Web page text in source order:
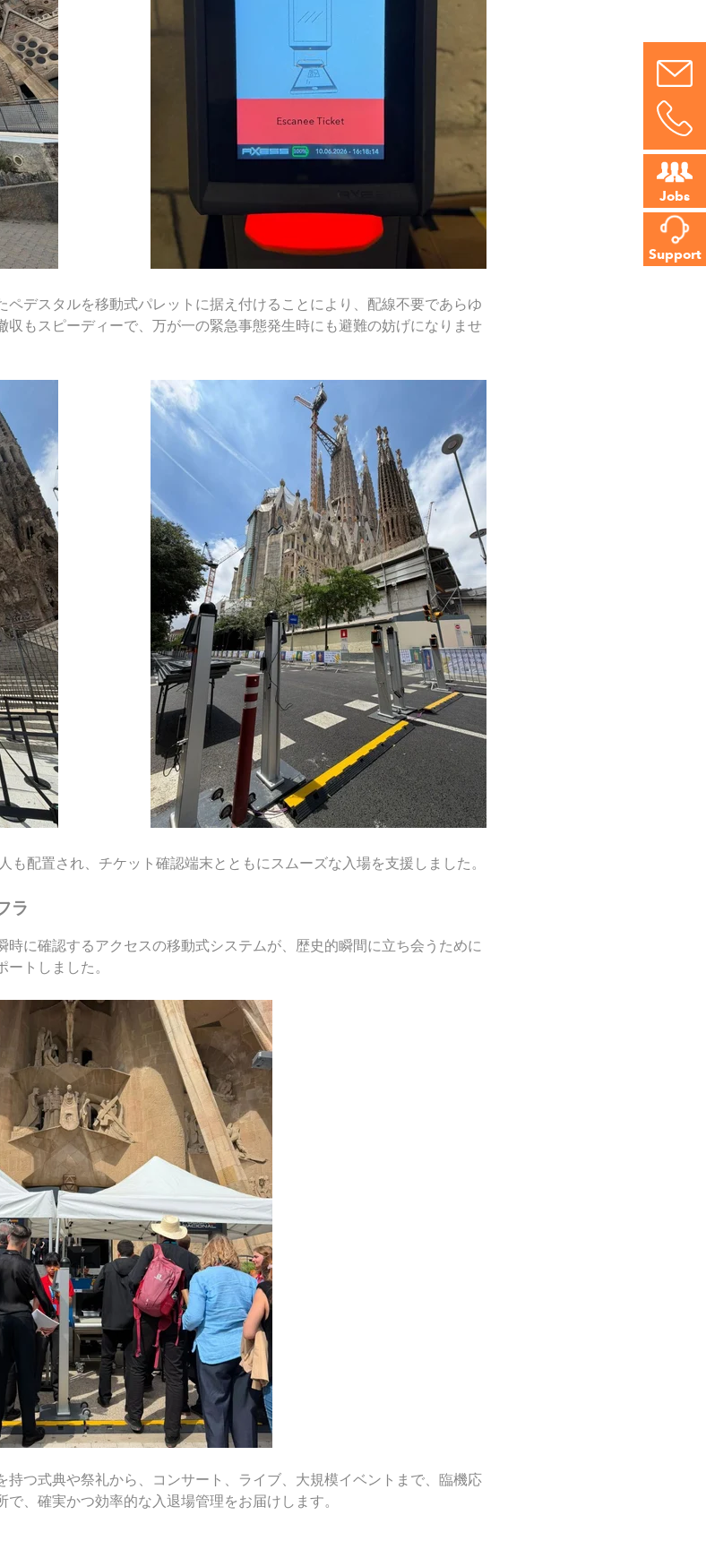
Jobs
Support
デスタルを移動式パレットに据え付けることにより、配線不要であらゆ
収もスピーディーで、万が一の緊急事態発生時にも避難の妨げになりませ
配置され、チケット確認端末とともにスムーズな入場を支援しました。
ラ
に確認するアクセスの移動式システムが、歴史的瞬間に立ち会うために
トしました。
つ式典や祭礼から、コンサート、ライブ、大規模イベントまで、臨機応
、確実かつ効率的な入退場管理をお届けします。